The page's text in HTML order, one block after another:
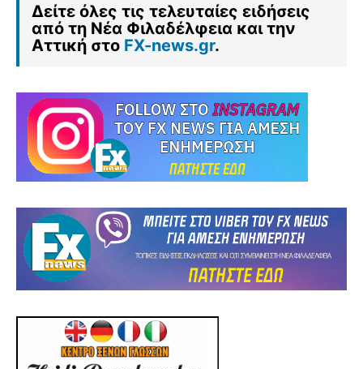
Δείτε όλες τις τελευταίες ειδήσεις
από τη Νέα Φιλαδέλφεια και την
Αττική στο FX-news.gr.